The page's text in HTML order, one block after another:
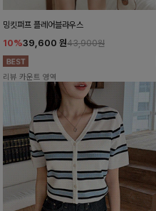
밍킷퍼프 플레어블라우스
10%39,600 원43,900원
리뷰 카운트 영역